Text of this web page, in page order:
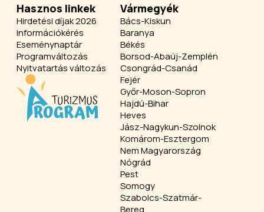
Hasznos linkek
Hirdetési díjak 2026
Információkérés
Eseménynaptár
Programváltozás
Nyitvatartás változás
Vármegyék
Bács-Kiskun
Baranya
Békés
Borsod-Abaúj-Zemplén
Csongrád-Csanád
Fejér
Győr-Moson-Sopron
Hajdú-Bihar
Heves
Jász-Nagykun-Szolnok
Komárom-Esztergom
Nem Magyarország
Nógrád
Pest
Somogy
Szabolcs-Szatmár-
Bereg